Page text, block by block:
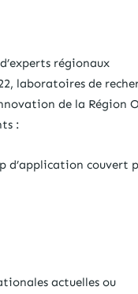
régionaux
laboratoires de
de la Région
:
d’application couvert
actuelles ou